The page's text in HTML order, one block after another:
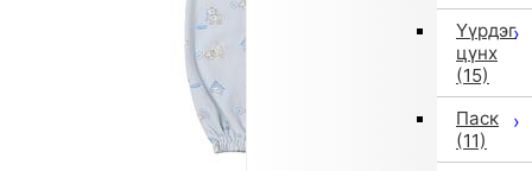
Үүрдэг
цүнх
(15)
Паск
(11)